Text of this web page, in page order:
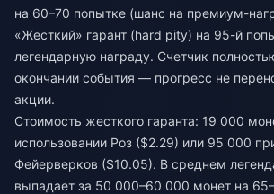
на 60–70 попытке (шанс на премиум-
«Жесткий» гарант (hard pity) на 95-й
легендарную награду. Счетчик
окончании события — прогресс не
акции.
Стоимость жесткого гаранта: 19 000
использовании Роз ($2.29) или 95 000
Фейерверков ($10.05). В среднем
выпадает за 50 000–60 000 монет на